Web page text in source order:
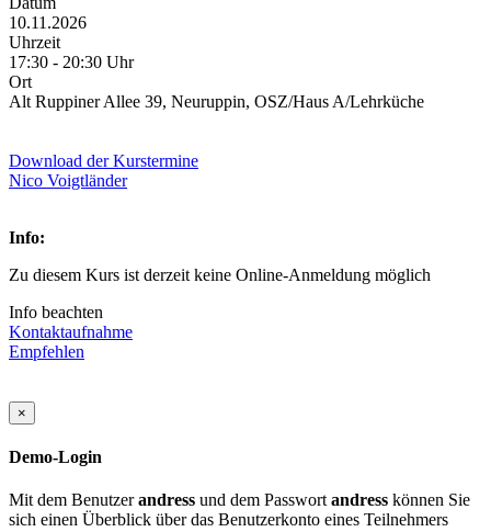
10.11.2026
Uhrzeit
17:30 - 20:30 Uhr
Ort
Alt Ruppiner Allee 39, Neuruppin, OSZ/Haus A/Lehrküche
Download der Kurstermine
Nico Voigtländer
Info:
Zu diesem Kurs ist derzeit keine Online-Anmeldung möglich
Info beachten
Kontaktaufnahme
Empfehlen
×
Demo-Login
Mit dem Benutzerandress und dem Passwort andress können Sie
sich einen Überblick über das Benutzerkonto eines Teilnehmers